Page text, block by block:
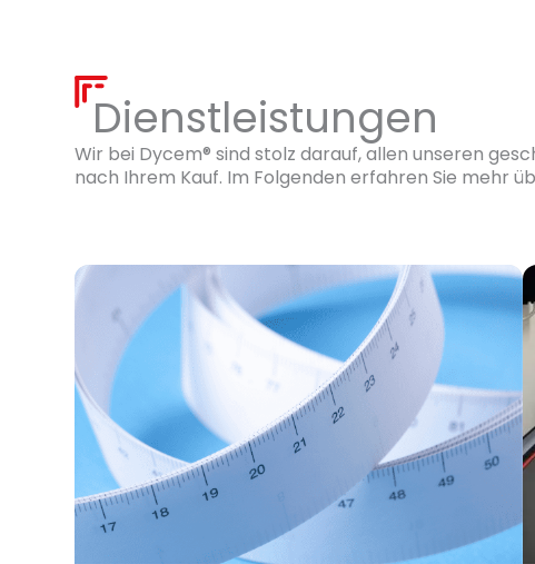
Dienstleistungen
Wir bei Dycem® sind stolz darauf, allen unseren
nach Ihrem Kauf. Im Folgenden erfahren Sie mehr